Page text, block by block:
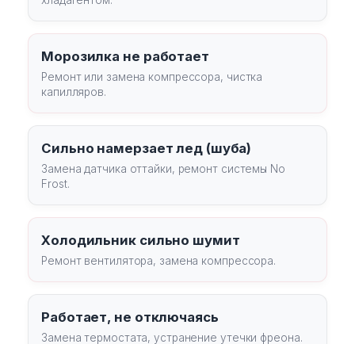
Морозилка не работает
Ремонт или замена компрессора, чистка
капилляров.
Сильно намерзает лед (шуба)
Замена датчика оттайки, ремонт системы No
Frost.
Холодильник сильно шумит
Ремонт вентилятора, замена компрессора.
Работает, не отключаясь
Замена термостата, устранение утечки фреона.